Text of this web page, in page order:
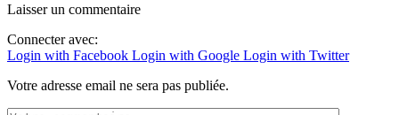
Laisser un commentaire
Connecter avec:
Login with Facebook Login with Google Login with Twitter
Votre adresse email ne sera pas publiée.